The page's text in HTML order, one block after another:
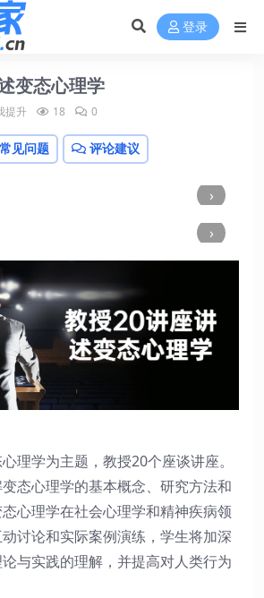
登录
变态心理学
提升 18 0
常见问题 评论建议
›
›
理学为主题，教授20个座谈讲座。
态心理学的基本概念、研究方法和
心理学在社会心理学和精神疾病领
讨论和实际案例演练，学生将加深
与实践的理解，并提高对人类行为